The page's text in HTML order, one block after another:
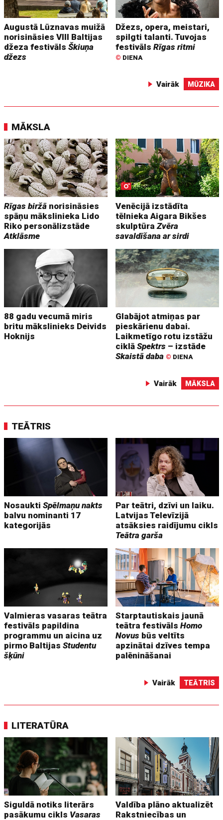
Augustā Lūznavas muižā
norisināsies VIII Baltijas
džeza festivālsŠkiuņa
džezs
Džezs, opera, meistari,
spilgti talanti. Tuvojas
festivālsRīgas ritmi
© DIENA
Vairāk MŪZIKA
MĀKSLA
Rīgas biržā norisināsies
spāņu mākslinieka Lido
Riko personālizstāde
Atklāsme
Venēcijā izstādīta
tēlnieka Aigara Bikšes
skulptūraZvēra
savaldīšana ar sirdi
88 gadu vecumā miris
britu mākslinieks Deivids
Hoknijs
Glabājot atmiņas par
pieskārienu dabai.
Laikmetīgo rotu izstāžu
ciklāSpektrs – izstāde
Skaistā daba © DIENA
Vairāk MĀKSLA
TEĀTRIS
NosauktiSpēlmaņu nakts
balvu nominanti 17
kategorijās
Par teātri, dzīvi un laiku.
Latvijas Televīzijā
atsāksies raidījumu cikls
Teātra garša
Valmieras vasaras teātra
festivāls papildina
programmu un aicina uz
pirmo BaltijasStudentu
šķūni
Starptautiskais jaunā
teātra festivālsHomo
Novus būs veltīts
apzinātai dzīves tempa
palēnināšanai
Vairāk TEĀTRIS
LITERATŪRA
Siguldā notiks literārs
pasākumu cikls Vasaras
Valdība plāno aktualizēt
Rakstniecības un